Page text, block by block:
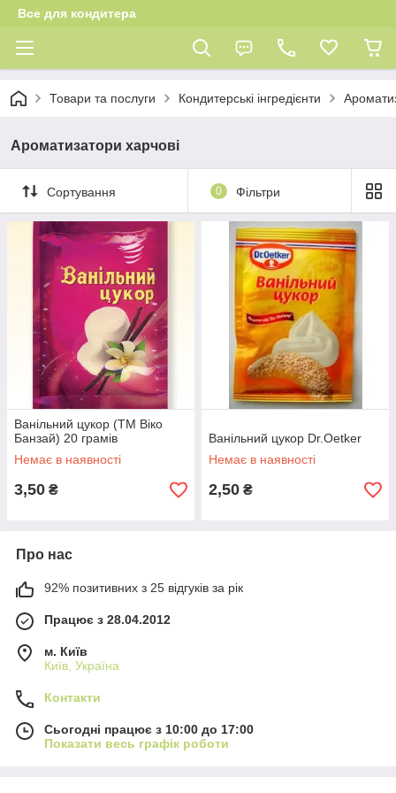
Все для кондитера
Товари та послуги Кондитерські інгредієнти
Ароматизатори харчові
Сортування 0 Фільтри
Ванільний цукор (ТМ Віко
Банзай) 20 грамів
Немає в наявності
3,50 ₴
Ванільний цукор Dr.Oetker
Немає в наявності
2,50 ₴
Про нас
92% позитивних з 25 відгуків за рік
Працює з 28.04.2012
м. Київ
Київ, Україна
Контакти
Сьогодні працює з 10:00 до 17:00
Показати весь графік роботи